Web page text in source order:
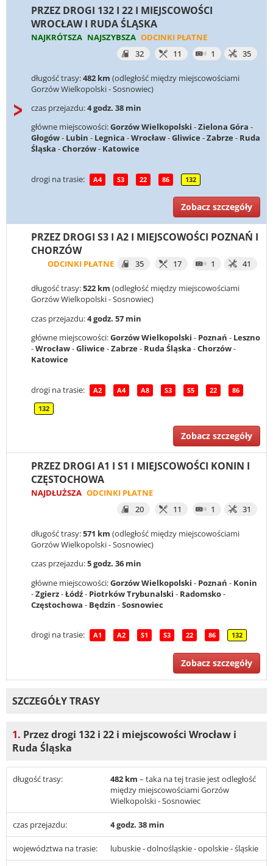
PRZEZ DROGI 132 I 22 I MIEJSCOWOŚCI
WROCŁAW I RUDA ŚLĄSKA
NAJKRÓTSZA NAJSZYBSZA ODCINKI PŁATNE
32
11 1 35
długość trasy:482 km (odległość między miejscowościami
Gorzów Wielkopolski - Sosnowiec)
czas przejazdu:4 godz. 38 min
główne miejscowości:Gorzów Wielkopolski -Zielona Góra -
Głogów- Lubin - Legnica -Wrocław-Gliwice -Zabrze - Ruda
Śląska -Chorzów- Katowice
drogi na trasie: A4 S3 22 86 132
Zobacz szczegóły
PRZEZ DROGI S3 I A2 I MIEJSCOWOŚCI POZNAŃ I
CHORZÓW
ODCINKI PŁATNE 35 17 1 41
długość trasy:522 km (odległość między miejscowościami
Gorzów Wielkopolski - Sosnowiec)
czas przejazdu:4 godz. 57 min
główne miejscowości:Gorzów Wielkopolski - Poznań - Leszno
-Wrocław-Gliwice-Zabrze- Ruda Śląska -Chorzów-
Katowice
drogi na trasie: A2 A4 A8 S3 S5 22 86
132
Zobacz szczegóły
PRZEZ DROGI A1 I S1 I MIEJSCOWOŚCI KONIN I
CZĘSTOCHOWA
NAJDŁUŻSZA ODCINKI PŁATNE
20
11 1 31
długość trasy:571 km (odległość między miejscowościami
Gorzów Wielkopolski - Sosnowiec)
czas przejazdu:5 godz. 36 min
główne miejscowości:Gorzów Wielkopolski - Poznań - Konin
-Zgierz-Łódź- Piotrków Trybunalski - Radomsko-
Częstochowa - Będzin -Sosnowiec
drogi na trasie: A1 A2 S1 S3 22 86 132
Zobacz szczegóły
SZCZEGÓŁY TRASY
1. Przez drogi 132 i 22 i miejscowości Wrocław i
Ruda Śląska
długość trasy: 482 km – taka na tej trasie jest odległość
między miejscowościami Gorzów
Wielkopolski - Sosnowiec
czas przejazdu: 4 godz. 38 min
województwa na trasie: lubuskie - dolnośląskie - opolskie - śląskie